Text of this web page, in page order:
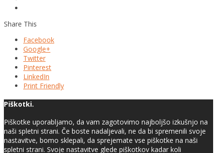
Share This
Facebook
Google+
Twitter
Pinterest
LinkedIn
Print Friendly
Piškotki.
Piškotke uporabljamo, da vam zagotovimo najboljšo izkušnjo na
naši spletni strani. Če boste nadaljevali, ne da bi spremenili svoje
nastavitve, bomo sklepali, da sprejemate vse piškotke na naši
spletni strani. Svoje nastavitve glede piškotkov kadar koli